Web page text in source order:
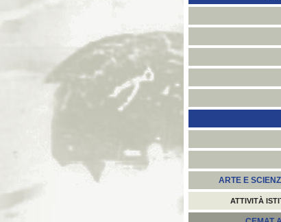
ARTE E
ATTIVITÀ